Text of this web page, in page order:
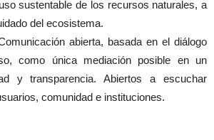
sustentable de los recursos naturales, a
del ecosistema.
abierta, basada en el diálogo
como única mediación posible en un
y transparencia. Abiertos a escuchar
comunidad e instituciones.